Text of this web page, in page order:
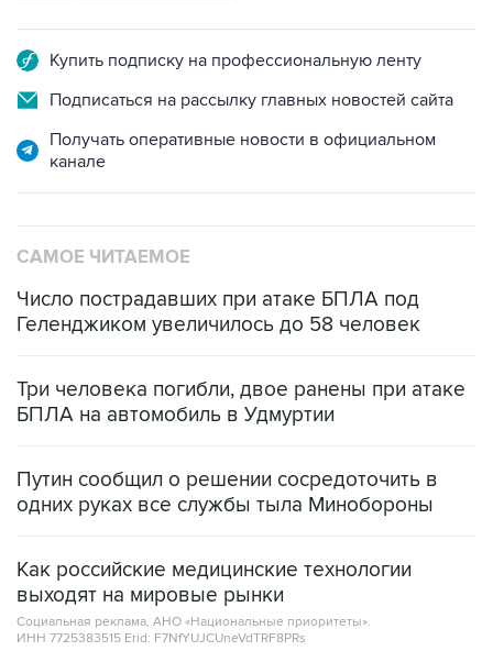
Купить подписку на профессиональную ленту
Подписаться на рассылку главных новостей сайта
Получать оперативные новости в официальном
канале
САМОЕ ЧИТАЕМОЕ
Число пострадавших при атаке БПЛА под
Геленджиком увеличилось до 58 человек
Три человека погибли, двое ранены при атаке
БПЛА на автомобиль в Удмуртии
Путин сообщил о решении сосредоточить в
одних руках все службы тыла Минобороны
Как российские медицинские технологии
выходят на мировые рынки
Социальная реклама, АНО «Национальные приоритеты».
ИНН 7725383515 Erid: F7NfYUJCUneVdTRF8PRs